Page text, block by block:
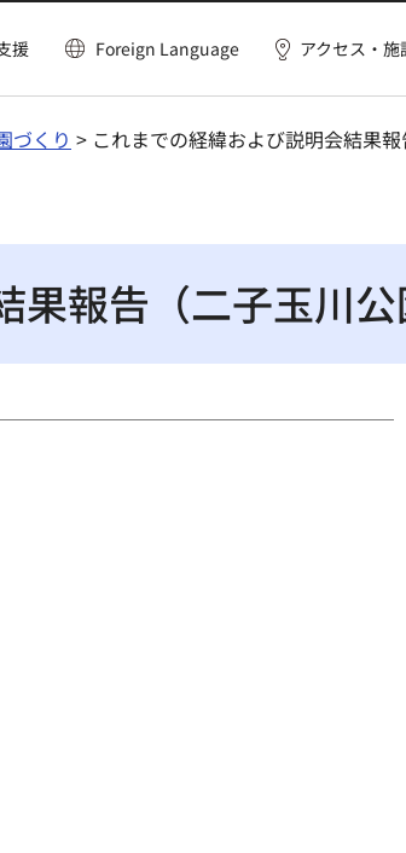
援 Foreign Language アクセス・施
づくり > これまでの経緯および説明会結果
報告（二子玉川公